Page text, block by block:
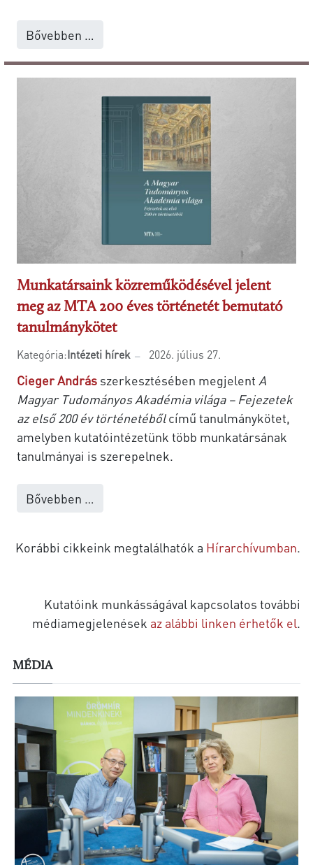
Bővebben …
Munkatársaink közreműködésével jelent
meg az MTA 200 éves történetét bemutató
tanulmánykötet
Kategória:Intézeti hírek 2026. július 27.
Cieger András szerkesztésében megjelent A
Magyar Tudományos Akadémia világa – Fejezetek
az első 200 év történetébőlcímű tanulmánykötet,
amelyben kutatóintézetünk több munkatársának
tanulmányai is szerepelnek.
Bővebben …
Korábbi cikkeink megtalálhatók a Hírarchívumban.
Kutatóink munkásságával kapcsolatos további
médiamegjelenések az alábbi linken érhetők el.
MÉDIA